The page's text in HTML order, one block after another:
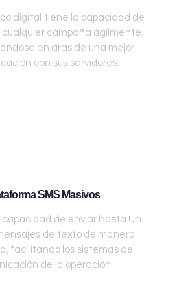
digital tiene la capacidad de
campaña ágilmente.
en aras de una mejor
con sus servidores.
SMS Masivos
capacidad de enviar hasta Un
de texto de manera
facilitando los sistemas de
de la operación.